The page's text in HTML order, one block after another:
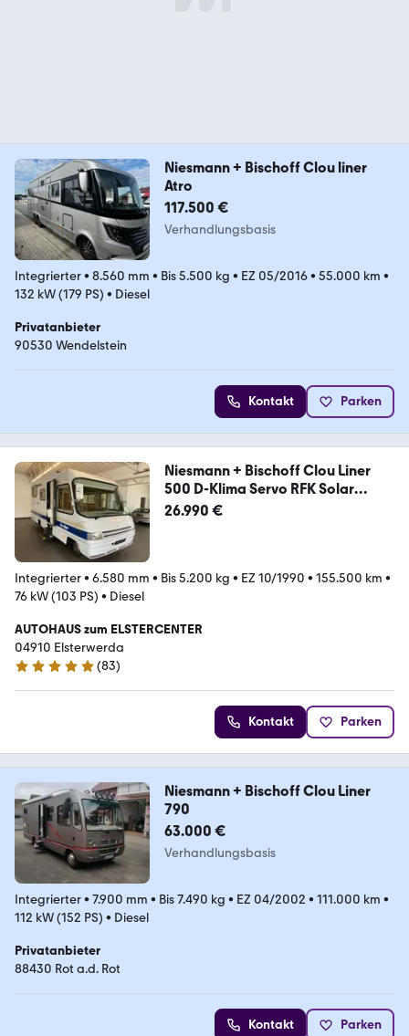
Niesmann + Bischoff Clou liner
Atro
117.500 €
Verhandlungsbasis
Integrierter• 8.560 mm • Bis 5.500 kg • EZ 05/2016• 55.000 km •
132 kW (179 PS) • Diesel
Privatanbieter
90530 Wendelstein
Kontakt Parken
Niesmann + Bischoff Clou Liner
500 D-Klima Servo RFK Solar
Generator
26.990 €
Integrierter• 6.580 mm • Bis 5.200 kg • EZ 10/1990 • 155.500 km •
76 kW (103 PS) • Diesel
AUTOHAUS zum ELSTERCENTER
04910 Elsterwerda
5 Sterne
(83)
Kontakt Parken
Niesmann + Bischoff Clou Liner
790
63.000 €
Verhandlungsbasis
Integrierter• 7.900 mm • Bis 7.490 kg • EZ 04/2002 • 111.000 km •
112 kW (152 PS) • Diesel
Privatanbieter
88430 Rot a.d. Rot
Kontakt Parken